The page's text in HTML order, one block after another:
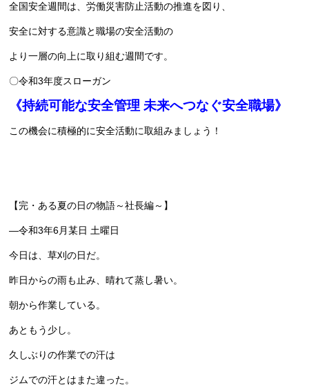
全国安全週間は、労働災害防止活動の推進を図り、
安全に対する意識と職場の安全活動の
より一層の向上に取り組む週間です。
〇令和3年度スローガン
《持続可能な安全管理 未来へつなぐ安全職場》
この機会に積極的に安全活動に取組みましょう！
【完・ある夏の日の物語～社長編～】
―令和3年6月某日 土曜日
今日は、草刈の日だ。
昨日からの雨も止み、晴れて蒸し暑い。
朝から作業している。
あともう少し。
久しぶりの作業での汗は
ジムでの汗とはまた違った。